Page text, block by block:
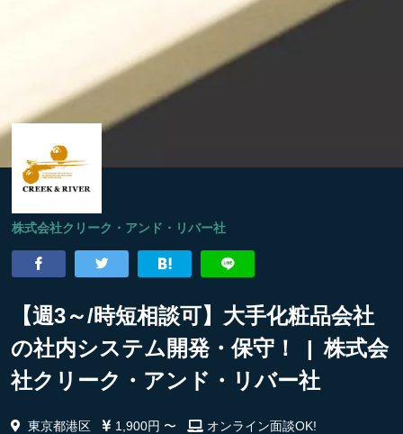
株式会社クリーク・アンド・リバー社
【週3～/時短相談可】大手化粧品会社
の社内システム開発・保守！ | 株式会
社クリーク・アンド・リバー社
東京都港区 1,900円 〜 オンライン面談OK!